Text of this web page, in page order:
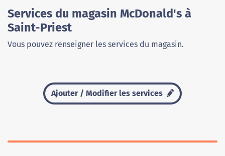
Services du magasin McDonald's à
Saint-Priest
Vous pouvez renseigner les services du magasin.
Ajouter / Modifier les services